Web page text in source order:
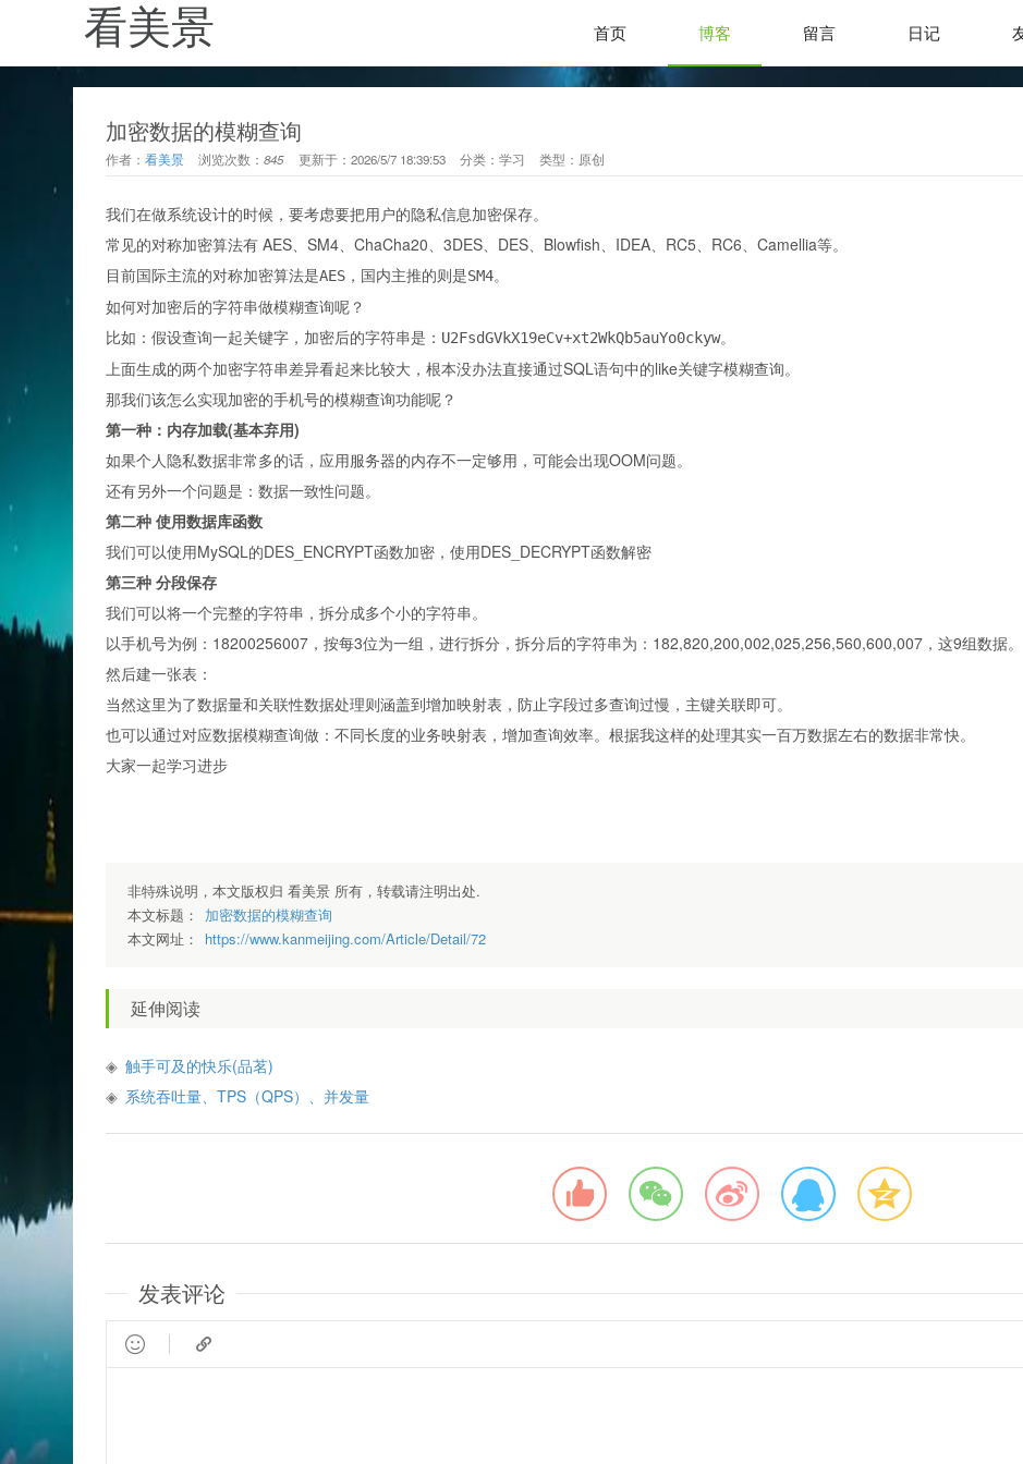
看美景 首页 博客 留言 日记
加密数据的模糊查询
作者：看美景 浏览次数：845 更新于：2026/5/7 18:39:53 分类：学习 类型： 原创
我们在做系统设计的时候，要考虑要把用户的隐私信息加密保存。
常见的对称加密算法有 AES、SM4、ChaCha20、3DES、DES、Blowfish、IDEA、RC5、RC6、Camellia等。
目前国际主流的对称加密算法是AES ，国内主推的则是SM4。
如何对加密后的字符串做模糊查询呢？
比如：假设查询一起关键字，加密后的字符串是： U2FsdGVkX19eCv+xt2WkQb5auYo0ckyw。
上面生成的两个加密字符串差异看起来比较大，根本没办法直接通过SQL语句中的like关键字模糊查询。
那我们该怎么实现加密的手机号的模糊查询功能呢？
第一种：内存加载(基本弃用)
如果个人隐私数据非常多的话，应用服务器的内存不一定够用，可能会出现OOM问题。
还有另外一个问题是：数据一致性问题。
第二种 使用数据库函数
我们可以使用MySQL的DES_ENCRYPT函数加密，使用DES_DECRYPT函数解密
第三种 分段保存
我们可以将一个完整的字符串，拆分成多个小的字符串。
以手机号为例：18200256007，按每3位为一组，进行拆分，拆分后的字符串为：182,820,200,002,025,256,560,600,007，这9组数据。
然后建一张表：
当然这里为了数据量和关联性数据处理则涵盖到增加映射表，防止字段过多查询过慢，主键关联即可。
也可以通过对应数据模糊查询做：不同长度的业务映射表，增加查询效率。根据我这样的处理其实一百万数据左右的数据非常快。
大家一起学习进步
非特殊说明，本文版权归 看美景 所有，转载请注明出处.
本文标题：
加密数据的模糊查询
本文网址：
https://www.kanmeijing.com/Article/Detail/72
延伸阅读
触手可及的快乐(品茗)
系统吞吐量、TPS（QPS）、并发量
发表评论
 